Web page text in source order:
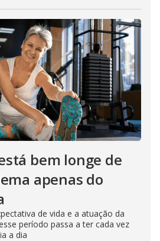
bem longe de
apenas do
de vida e a atuação da
período passa a ter cada vez
a dia